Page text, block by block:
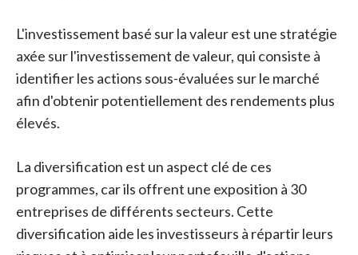
L'investissement basé sur la valeur est une stratégie
axée sur l'investissement de valeur, qui consiste à
identifier les actions sous-évaluées sur le marché
afin d'obtenir potentiellement des rendements plus
élevés.
La diversification est un aspect clé de ces
programmes, car ils offrent une exposition à 30
entreprises de différents secteurs. Cette
diversification aide les investisseurs à répartir leurs